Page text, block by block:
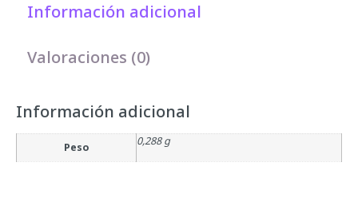
Información adicional
Valoraciones (0)
Información adicional
Peso 0,288 g